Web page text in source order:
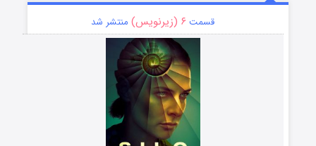
قسمت ۶ (زیرنویس) منتشر شد